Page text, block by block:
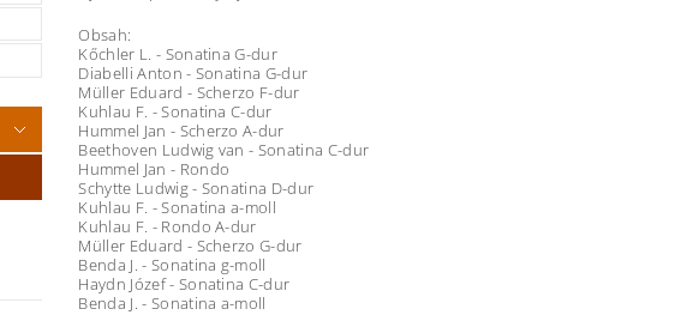
Obsah:
Kőchler L. - Sonatina G-dur
Diabelli Anton - Sonatina G-dur
Müller Eduard - Scherzo F-dur
Kuhlau F. - Sonatina C-dur
Hummel Jan - Scherzo A-dur
Beethoven Ludwig van - Sonatina C-dur
Hummel Jan - Rondo
Schytte Ludwig - Sonatina D-dur
Kuhlau F. - Sonatina a-moll
Kuhlau F. - Rondo A-dur
Müller Eduard - Scherzo G-dur
Benda J. - Sonatina g-moll
Haydn Józef - Sonatina C-dur
Benda J. - Sonatina a-moll